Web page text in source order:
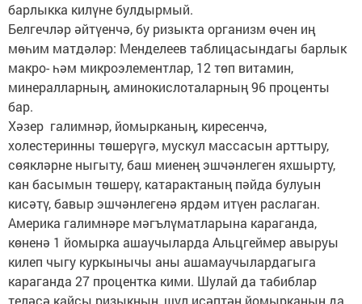
барлыкка килүне булдырмый.
Белгечләр әйтүенчә, бу ризыкта организм өчен иң
мөһим матдәләр: Менделеев таблицасындагы барлык
макро- һәм микроэлементлар, 12 төп витамин,
минералларның, аминокислоталарның 96 проценты
бар.
Хәзер галимнәр, йомырканың, киресенчә,
холестеринны төшерүгә, мускул массасын арттыру,
сөякләрне ныгыту, баш миенең эшчәнлеген яхшырту,
кан басымын төшерү, катарактаның пәйда булуын
кисәтү, бавыр эшчәнлегенә ярдәм итүен раслаган.
Америка галимнәре мәгълүматларына караганда,
көненә 1 йомырка ашаучыларда Альцгеймер авыруы
килеп чыгу куркынычы аны ашамаучылардагыга
караганда 27 процентка кими. Шулай да табиблар